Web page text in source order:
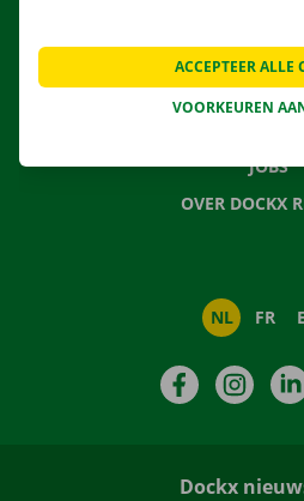
VEELGESTELDE
NIEUWS
JOBS
OVER DOCKX
NL FR
Facebook
Dockx
VOORKEUREN
ACCEPTEER ALLE